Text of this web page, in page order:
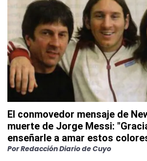
El conmovedor mensaje de
muerte de Jorge Messi:
enseñarle a amar estos
PorRedacción Diario de Cuyo